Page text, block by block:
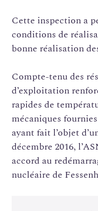
Cette inspection a
conditions de
bonne réalisation
Compte-tenu des
d’exploitation
rapides de
mécaniques
ayant fait l’objet
décembre 2016,
accord au
nucléaire de